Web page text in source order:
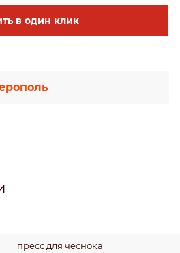
в один клик
пресс для чеснока